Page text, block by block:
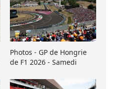
Photos - GP de Hongrie
de F1 2026 - Samedi